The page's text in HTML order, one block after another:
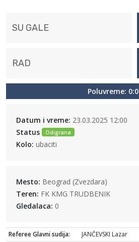
SU GALE
RAD
Poluvreme: 0:0
Datum i vreme: 23.03.2025 12:00
Status
Odigrana
Kolo: ubaciti
Mesto: Beograd (Zvezdara)
Teren: FK KMG TRUDBENIK
Gledalaca: 0
Referee Glavni sudija:
JANČEVSKI Lazar